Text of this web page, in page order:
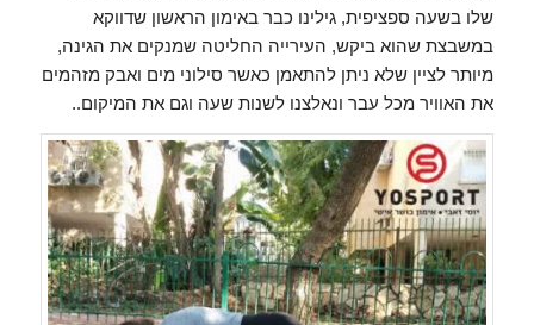
שלו בשעה ספציפית, גילינו כבר באימון הראשון שדווקא
במשבצת שהוא ביקש, העירייה החליטה שמנקים את הגינה,
מיותר לציין שלא ניתן להתאמן כאשר סילוני מים ואבק מזהמים
את האוויר מכל עבר ונאלצנו לשנות שעה וגם את המיקום..